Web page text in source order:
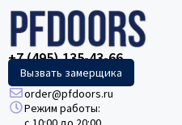
+7 (495) 135-43-66
Вызвать замерщика
order@pfdoors.ru
Режим работы: